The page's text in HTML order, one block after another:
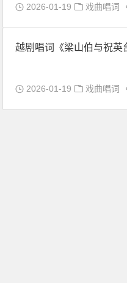
2026-01-19 戏曲唱词
越剧唱词《梁山伯与祝英
2026-01-19 戏曲唱词